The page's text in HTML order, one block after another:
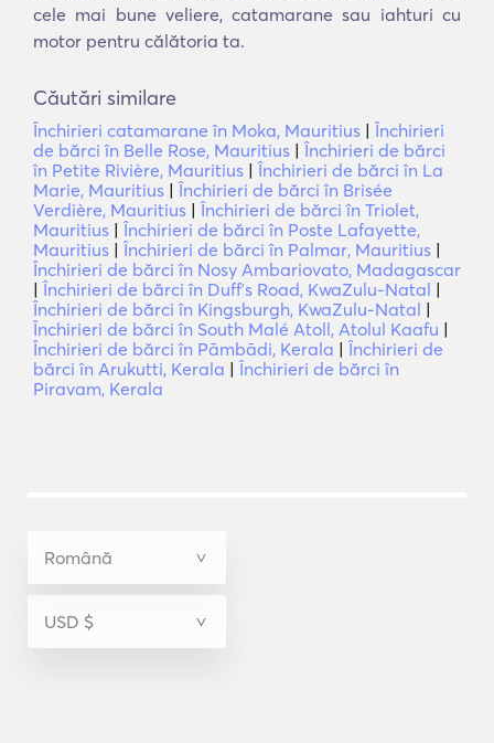
cele mai bune veliere, catamarane sau iahturi cu
motor pentru călătoria ta.
Căutări similare
Închirieri catamarane în Moka, Mauritius | Închirieri
de bărci în Belle Rose, Mauritius | Închirieri de bărci
în Petite Rivière, Mauritius | Închirieri de bărci în La
Marie, Mauritius | Închirieri de bărci în Brisée
Verdière, Mauritius | Închirieri de bărci în Triolet,
Mauritius | Închirieri de bărci în Poste Lafayette,
Mauritius | Închirieri de bărci în Palmar, Mauritius |
Închirieri de bărci în Nosy Ambariovato, Madagascar
| Închirieri de bărci în Duffʼs Road, KwaZulu-Natal |
Închirieri de bărci în Kingsburgh, KwaZulu-Natal |
Închirieri de bărci în South Malé Atoll, Atolul Kaafu |
Închirieri de bărci în Pāmbādi, Kerala | Închirieri de
bărci în Arukutti, Kerala | Închirieri de bărci în
Piravam, Kerala